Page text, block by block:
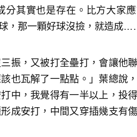
其實也是存在。比方大家應
，那一顆好球沒撿，就造成
振，又被打全壘打，會讓他
也瓦解了一點點。」葉總說
中，我覺得有一半以上，投
成安打，中間又穿插幾支有